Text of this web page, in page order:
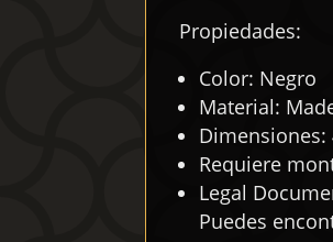
Propiedades:
Color: Negro
Material:
Dimensiones:
Requiere
Legal
Puedes